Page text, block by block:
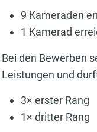
9 Kameraden
1 Kamerad
Bei den Bewerben
Leistungen und
3× erster Rang
1× dritter Rang